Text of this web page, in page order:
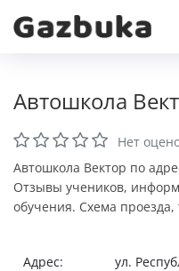
Автошкола
Нет
Автошкола Вектор по
Отзывы учеников,
обучения. Схема
Адрес: ул.